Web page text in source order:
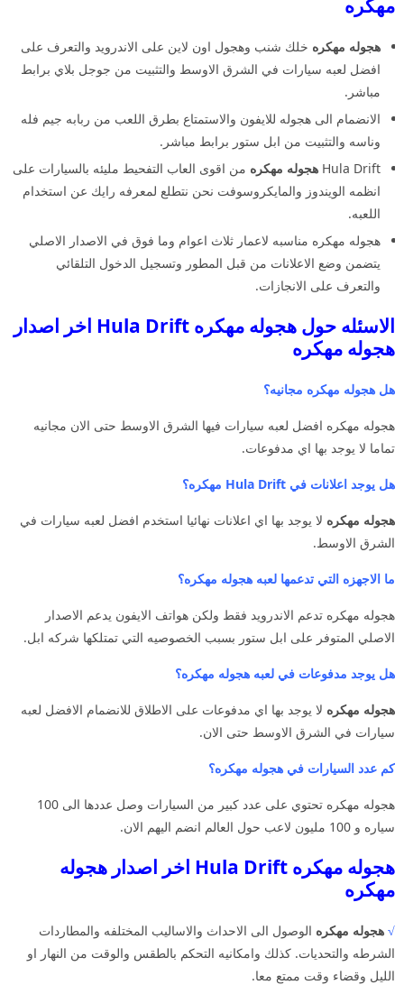
هجوله مهكره خلك شنب وهجول اون لاين على الاندرويد والتعرف على
افضل لعبه سيارات في الشرق الاوسط والتثبيت من جوجل بلاي برابط
مباشر.
الانضمام الى هجوله للايفون والاستمتاع بطرق اللعب من ربابه جيم فله
وناسه والتثبيت من ابل ستور برابط مباشر.
Hula Drift هجوله مهكره من اقوى العاب التفحيط مليئه بالسيارات على
انظمه الويندوز والمايكروسوفت نحن نتطلع لمعرفه رايك عن استخدام
اللعبه.
هجوله مهكره مناسبه لاعمار ثلاث اعوام وما فوق في الاصدار الاصلي
يتضمن وضع الاعلانات من قبل المطور وتسجيل الدخول التلقائي
والتعرف على الانجازات.
الاسئله حول هجوله مهكره Hula Drift اخر اصدار
هجوله مهكره
هل هجوله مهكره مجانيه؟
هجوله مهكره افضل لعبه سيارات فيها الشرق الاوسط حتى الان مجانيه
تماما لا يوجد بها اي مدفوعات.
هل يوجد اعلانات في Hula Drift مهكره؟
هجوله مهكره لا يوجد بها اي اعلانات نهائيا استخدم افضل لعبه سيارات في
الشرق الاوسط.
ما الاجهزه التي تدعمها لعبه هجوله مهكره؟
هجوله مهكره تدعم الاندرويد فقط ولكن هواتف الايفون يدعم الاصدار
الاصلي المتوفر على ابل ستور بسبب الخصوصيه التي تمتلكها شركه ابل.
هل يوجد مدفوعات في لعبه هجوله مهكره؟
هجوله مهكره لا يوجد بها اي مدفوعات على الاطلاق للانضمام الافضل لعبه
سيارات في الشرق الاوسط حتى الان.
كم عدد السيارات في هجوله مهكره؟
هجوله مهكره تحتوي على عدد كبير من السيارات وصل عددها الى 100
سياره و 100 مليون لاعب حول العالم انضم اليهم الان.
هجوله مهكره Hula Drift اخر اصدار هجوله
مهكره
√ هجوله مهكره الوصول الى الاحداث والاساليب المختلفه والمطاردات
الشرطه والتحديات. كذلك وامكانيه التحكم بالطقس والوقت من النهار او
الليل وقضاء وقت ممتع معا.